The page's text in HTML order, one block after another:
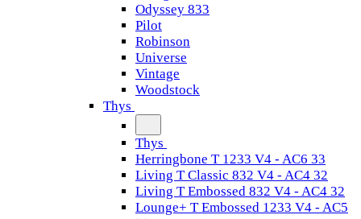
Odyssey 833
Pilot
Robinson
Universe
Vintage
Woodstock
Thys
Thys
Herringbone T 1233 V4 - AC6 33
Living T Classic 832 V4 - AC4 32
Living T Embossed 832 V4 - AC4 32
Lounge+ T Embossed 1233 V4 - AC5